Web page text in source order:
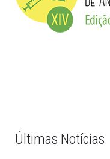
Últimas Notícias